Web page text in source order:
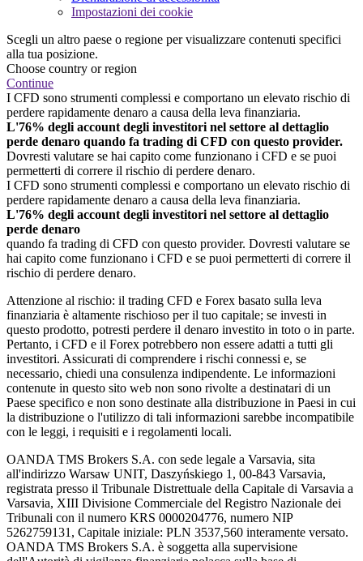
Impostazioni dei cookie
Scegli un altro paese o regione per visualizzare contenuti specifici
alla tua posizione.
Choose country or region
Continue
I CFD sono strumenti complessi e comportano un elevato rischio di
perdere rapidamente denaro a causa della leva finanziaria.
L'76% degli account degli investitori nel settore al dettaglio
perde denaro quando fa trading di CFD con questo provider.
Dovresti valutare se hai capito come funzionano i CFD e se puoi
permetterti di correre il rischio di perdere denaro.
I CFD sono strumenti complessi e comportano un elevato rischio di
perdere rapidamente denaro a causa della leva finanziaria.
L'76% degli account degli investitori nel settore al dettaglio
perde denaro
quando fa trading di CFD con questo provider. Dovresti valutare se
hai capito come funzionano i CFD e se puoi permetterti di correre il
rischio di perdere denaro.
Attenzione al rischio: il trading CFD e Forex basato sulla leva
finanziaria è altamente rischioso per il tuo capitale; se investi in
questo prodotto, potresti perdere il denaro investito in toto o in parte.
Pertanto, i CFD e il Forex potrebbero non essere adatti a tutti gli
investitori. Assicurati di comprendere i rischi connessi e, se
necessario, chiedi una consulenza indipendente. Le informazioni
contenute in questo sito web non sono rivolte a destinatari di un
Paese specifico e non sono destinate alla distribuzione in Paesi in cui
la distribuzione o l'utilizzo di tali informazioni sarebbe incompatibile
con le leggi, i requisiti e i regolamenti locali.
OANDA TMS Brokers S.A. con sede legale a Varsavia, sita
all'indirizzo Warsaw UNIT, Daszyńskiego 1, 00-843 Varsavia,
registrata presso il Tribunale Distrettuale della Capitale di Varsavia a
Varsavia, XIII Divisione Commerciale del Registro Nazionale dei
Tribunali con il numero KRS 0000204776, numero NIP
5262759131, Capitale iniziale: PLN 3537,560 interamente versato.
OANDA TMS Brokers S.A. è soggetta alla supervisione